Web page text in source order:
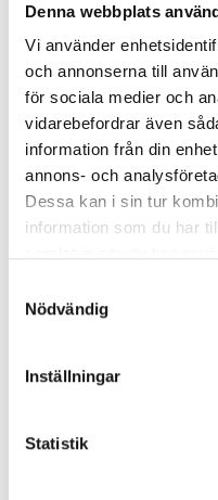
Denna webbplats
Vi använder
och annonserna till
för sociala medier och
vidarebefordrar även
information från din
annons- och
Dessa kan i sin tur
information som du har
Nödvändig
Inställningar
Statistik
Enorma